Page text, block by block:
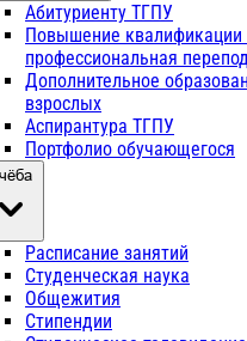
Абитуриенту ТГПУ
Повышение квалификации
профессиональная
Дополнительное
взрослых
Аспирантура ТГПУ
Портфолио обучающегося
Расписание занятий
Студенческая наука
Общежития
Стипендии